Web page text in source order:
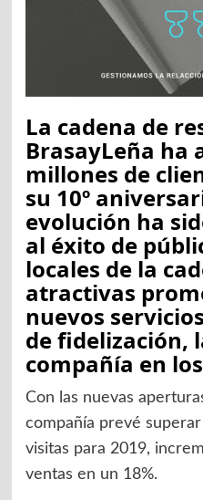
La cadena de
BrasayLeña ha
millones de
su 10º
evolución ha
al éxito de
locales de la
atractivas
nuevos
de fidelización,
compañía en
Con las nuevas
compañía prevé
visitas para 2019,
ventas en un 18%.